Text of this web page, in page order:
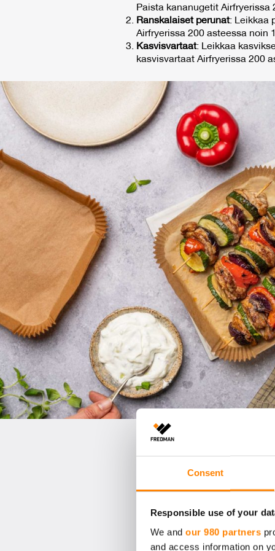
Consent
Responsible use of your
We and our 980 partners
and access information on
Paista kananugetit
Ranskalaiset perunat: Leikkaa
Airfryerissa 200 asteessa noin
Kasvisvartaat: Leikkaa
kasvisvartaat Airfryerissa 200